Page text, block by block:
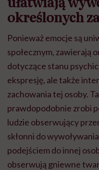
określonych
Ponieważ emocje są
społecznym, zawierają
dotyczące stanu
ekspresję, ale także
zachowania tej osoby.
prawdopodobnie zrobi
ludzie obserwujący
skłonni do
podejściem do innej
obserwują gniewne